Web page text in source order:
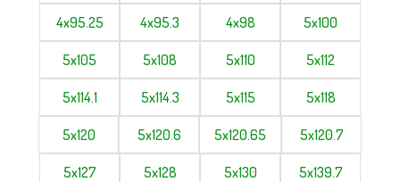
4x95.25 4x95.3 4x98 5x100
5x105 5x108 5x110 5x112
5x114.1 5x114.3 5x115 5x118
5x120 5x120.6 5x120.65 5x120.7
5x127 5x128 5x130 5x139.7